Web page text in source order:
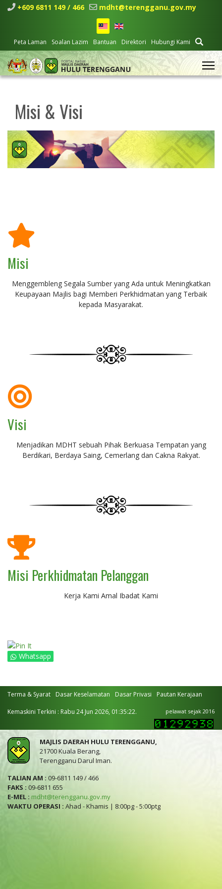
+609 6811 149 / 466 mdht@terengganu.gov.my
Peta Laman Soalan Lazim Bantuan Direktori Hubungi Kami
Misi & Visi
Misi
Menggembleng Segala Sumber yang Ada untuk Meningkatkan
Keupayaan Majlis bagi Memberi Perkhidmatan yang Terbaik
kepada Masyarakat.
Visi
Menjadikan MDHT sebuah Pihak Berkuasa Tempatan yang
Berdikari, Berdaya Saing, Cemerlang dan Cakna Rakyat.
Misi Perkhidmatan Pelanggan
Kerja Kami Amal Ibadat Kami
Whatsapp
Terma & Syarat Dasar Keselamatan Dasar Privasi Pautan Kerajaan
Kemaskini Terkini : Rabu 24 Jun 2026, 01:35:22. pelawat sejak 2016
MAJLIS DAERAH HULU TERENGGANU,
21700 Kuala Berang,
Terengganu Darul Iman.
TALIAN AM : 09-6811 149 / 466
FAKS : 09-6811 655
E-MEL : mdht@terengganu.gov.my
WAKTU OPERASI : Ahad - Khamis | 8:00pg - 5:00ptg